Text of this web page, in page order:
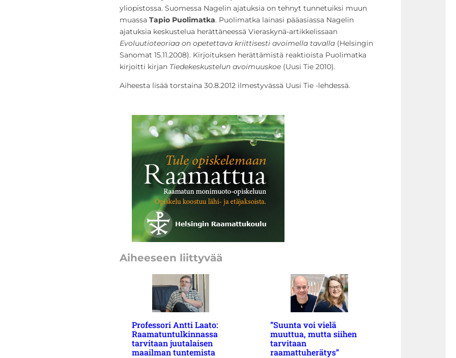
yliopistossa. Suomessa Nagelin ajatuksia on tehnyt tunnetuiksi muun
muassa Tapio Puolimatka. Puolimatka lainasi pääasiassa Nagelin
ajatuksia keskustelua herättäneessä Vieraskynä-artikkelissaan
Evoluutioteoriaa on opetettava kriittisesti avoimella tavalla(Helsingin
Sanomat 15.11.2008). Kirjoituksen herättämistä reaktioista Puolimatka
kirjoitti kirjan Tiedekeskustelun avoimuuskoe(Uusi Tie 2010).
Aiheesta lisää torstaina 30.8.2012 ilmestyvässä Uusi Tie -lehdessä.
Aiheeseen liittyvää
Professori Antti Laato:
Raamatuntulkinnassa
tarvitaan juutalaisen
maailman tuntemista
”Suunta voi vielä
muuttua, mutta siihen
tarvitaan
raamattuherätys”